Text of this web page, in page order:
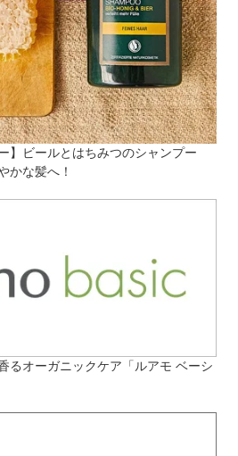
】ビールとはちみつのシャンプー
かな髪へ！
るオーガニックケア「ルアモ ベーシ